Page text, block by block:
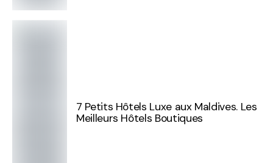
7 Petits Hôtels Luxe aux Maldives. Les
Meilleurs Hôtels Boutiques